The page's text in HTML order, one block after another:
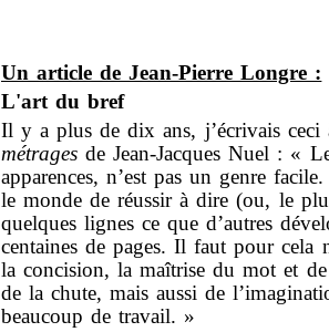
Un article de Jean-Pierre Longre :
L'art du bref
Il y a plus de dix ans, j’écrivais ceci
métrages deJean-Jacques Nuel : «
apparences, n’est pas un genre
le monde de réussir à dire (ou, le
quelques lignes ce que d’autres
centaines de pages. Il faut pour cela
la concision, la maîtrise du mot et de
de la chute, mais aussi de
beaucoup de travail. »